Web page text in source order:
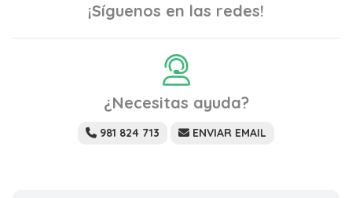
¡Síguenos en las redes!
¿Necesitas ayuda?
981 824 713 ENVIAR EMAIL